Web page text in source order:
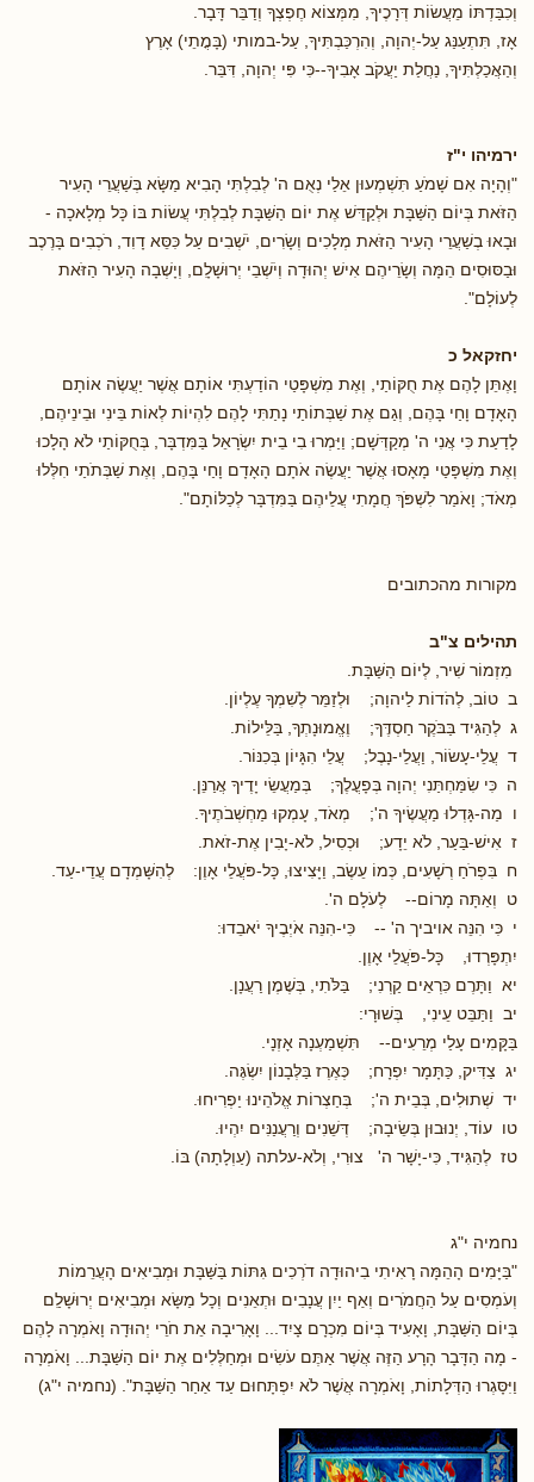
וְכִבַּדְתּוֹ מֵעֲשׂוֹת דְּרָכֶיךָ, מִמְּצוֹא חֶפְצְךָ וְדַבֵּר דָּבָר.
אָז, תִּתְעַנַּג עַל-יְהוָה, וְהִרְכַּבְתִּיךָ, עַל-במותי (בָּמֳתֵי) אָרֶץ
וְהַאֲכַלְתִּיךָ, נַחֲלַת יַעֲקֹב אָבִיךָ--כִּי פִּי יְהוָה, דִּבֵּר.
ירמיהו י"ז
"וְהָיָה אִם שָׁמֹעַ תִּשְׁמְעוּן אֵלַי נְאֻם ה' לְבִלְתִּי הָבִיא מַשָּׂא בְּשַׁעֲרֵי הָעִיר
הַזֹּאת בְּיוֹם הַשַּׁבָּת וּלְקַדֵּשׁ אֶת יוֹם הַשַּׁבָּת לְבִלְתִּי עֲשׂוֹת בּוֹ כָּל מְלָאכָה -
וּבָאוּ בְשַׁעֲרֵי הָעִיר הַזֹּאת מְלָכִים וְשָׂרִים, יֹשְׁבִים עַל כִּסֵּא דָוִד, רֹכְבִים בָּרֶכֶב
וּבַסּוּסִים הֵמָּה וְשָׂרֵיהֶם אִישׁ יְהוּדָה וְיֹשְׁבֵי יְרוּשָׁלִָם, וְיָשְׁבָה הָעִיר הַזֹּאת
לְעוֹלָם".
יחזקאל כ
וָאֶתֵּן לָהֶם אֶת חֻקּוֹתַי, וְאֶת מִשְׁפָּטַי הוֹדַעְתִּי אוֹתָם אֲשֶׁר יַעֲשֶׂה אוֹתָם
הָאָדָם וָחַי בָּהֶם, וְגַם אֶת שַׁבְּתוֹתַי נָתַתִּי לָהֶם לִהְיוֹת לְאוֹת בֵּינִי וּבֵינֵיהֶם,
לָדַעַת כִּי אֲנִי ה' מְקַדְּשָׁם; וַיַּמְרוּ בִי בֵית יִשְׂרָאֵל בַּמִּדְבָּר, בְּחֻקּוֹתַי לֹא הָלָכוּ
וְאֶת מִשְׁפָּטַי מָאָסוּ אֲשֶׁר יַעֲשֶׂה אֹתָם הָאָדָם וָחַי בָּהֶם, וְאֶת שַׁבְּתֹתַי חִלְּלוּ
מְאֹד; וָאֹמַר לִשְׁפֹּךְ חֲמָתִי עֲלֵיהֶם בַּמִּדְבָּר לְכַלּוֹתָם".
מקורות מהכתובים
תהילים צ"ב
מִזְמוֹר שִׁיר, לְיוֹם הַשַּׁבָּת.
ב טוֹב, לְהֹדוֹת לַיהוָה; וּלְזַמֵּר לְשִׁמְךָ עֶלְיוֹן.
ג לְהַגִּיד בַּבֹּקֶר חַסְדֶּךָ; וֶאֱמוּנָתְךָ, בַּלֵּילוֹת.
ד עֲלֵי-עָשׂוֹר, וַעֲלֵי-נָבֶל; עֲלֵי הִגָּיוֹן בְּכִנּוֹר.
ה כִּי שִׂמַּחְתַּנִי יְהוָה בְּפָעֳלֶךָ; בְּמַעֲשֵׂי יָדֶיךָ אֲרַנֵּן.
ו מַה-גָּדְלוּ מַעֲשֶׂיךָ ה'; מְאֹד, עָמְקוּ מַחְשְׁבֹתֶיךָ.
ז אִישׁ-בַּעַר, לֹא יֵדָע; וּכְסִיל, לֹא-יָבִין אֶת-זֹאת.
ח בִּפְרֹחַ רְשָׁעִים, כְּמוֹ עֵשֶׂב, וַיָּצִיצוּ, כָּל-פֹּעֲלֵי אָוֶן: לְהִשָּׁמְדָם עֲדֵי-עַד.
ט וְאַתָּה מָרוֹם-- לְעֹלָם ה'.
י כִּי הִנֵּה אויביך ה' -- כִּי-הִנֵּה אֹיְבֶיךָ יֹאבֵדוּ:
יִתְפָּרְדוּ, כָּל-פֹּעֲלֵי אָוֶן.
יא וַתָּרֶם כִּרְאֵים קַרְנִי; בַּלֹּתִי, בְּשֶׁמֶן רַעֲנָן.
יב וַתַּבֵּט עֵינִי, בְּשׁוּרָי:
בַּקָּמִים עָלַי מְרֵעִים-- תִּשְׁמַעְנָה אָזְנָי.
יג צַדִּיק, כַּתָּמָר יִפְרָח; כְּאֶרֶז בַּלְּבָנוֹן יִשְׂגֶּה.
יד שְׁתוּלִים, בְּבֵית ה'; בְּחַצְרוֹת אֱלֹהֵינוּ יַפְרִיחוּ.
טו עוֹד, יְנוּבוּן בְּשֵׂיבָה; דְּשֵׁנִים וְרַעֲנַנִּים יִהְיוּ.
טז לְהַגִּיד, כִּי-יָשָׁר ה' צוּרִי, וְלֹא-עלתה (עַוְלָתָה) בּוֹ.
נחמיה י"ג
"בַּיָּמִים הָהֵמָּה רָאִיתִי בִיהוּדָה דֹרְכִים גִּתּוֹת בַּשַּׁבָּת וּמְבִיאִים הָעֲרֵמוֹת
וְעֹמְסִים עַל הַחֲמֹרִים וְאַף יַיִן עֲנָבִים וּתְאֵנִים וְכָל מַשָּׂא וּמְבִיאִים יְרוּשָׁלִַם
בְּיוֹם הַשַּׁבָּת, וָאָעִיד בְּיוֹם מִכְרָם צָיִד... וָאָרִיבָה אֵת חֹרֵי יְהוּדָה וָאֹמְרָה לָהֶם
- מָה הַדָּבָר הָרָע הַזֶּה אֲשֶׁר אַתֶּם עֹשִׂים וּמְחַלְּלִים אֶת יוֹם הַשַּׁבָּת... וָאֹמְרָה
וַיִּסָּגְרוּ הַדְּלָתוֹת, וָאֹמְרָה אֲשֶׁר לֹא יִפְתָּחוּם עַד אַחַר הַשַּׁבָּת". (נחמיה י"ג)